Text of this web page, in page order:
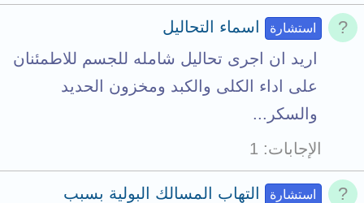
استشارة
اسماء التحاليل
اريد ان اجرى تحاليل شامله للجسم للاطمئنان
على اداء الكلى والكبد ومخزون الحديد
والسكر...
الإجابات
1
استشارة
التهاب المسالك البولية بسبب